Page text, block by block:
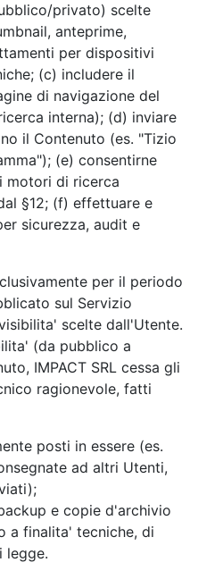
privato) scelte
anteprime,
per dispositivi
(c) includere il
di navigazione del
interna); (d) inviare
il Contenuto (es. "Tizio
(e) consentirne
motori di ricerca
§12; (f) effettuare e
sicurezza, audit e
per il periodo
sul Servizio
scelte dall'Utente.
(da pubblico a
IMPACT SRL cessa gli
ragionevole, fatti
posti in essere (es.
ad altri Utenti,
e copie d'archivio
a finalita' tecniche, di
legge.